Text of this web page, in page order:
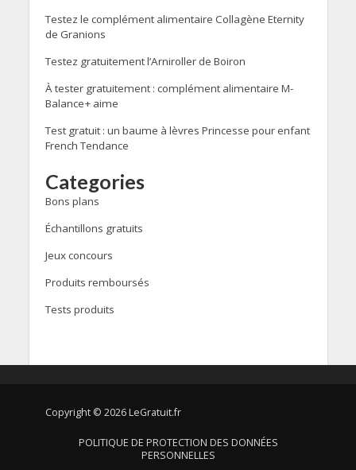
Testez le complément alimentaire Collagène Eternity
de Granions
Testez gratuitement l’Arniroller de Boiron
À tester gratuitement : complément alimentaire M-
Balance+ aime
Test gratuit : un baume à lèvres Princesse pour enfant
French Tendance
Categories
Bons plans
Échantillons gratuits
Jeux concours
Produits remboursés
Tests produits
Copyright © 2026 LeGratuit.fr
POLITIQUE DE PROTECTION DES DONNÉES
PERSONNELLES